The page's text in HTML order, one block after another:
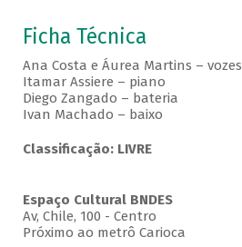
Ficha Técnica
Ana Costa e Áurea Martins – vozes
Itamar Assiere – piano
Diego Zangado – bateria
Ivan Machado – baixo
Classificação: LIVRE
Espaço Cultural BNDES
Av, Chile, 100 - Centro
Próximo ao metrô Carioca